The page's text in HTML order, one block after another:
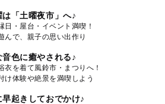
は「土曜夜市」へ♪
日・屋台・イベント満喫！
んで、親子の思い出作り
音色に癒やされる♪
衣を着て風鈴市・まつりへ！
け体験や絶景を満喫しよう
起きしておでかけ♪